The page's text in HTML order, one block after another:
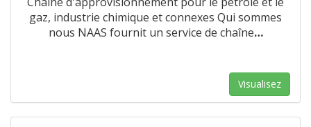
gaz, industrie chimique et connexes Qui sommes
nous NAAS fournit un service de chaîne…
Visualisez